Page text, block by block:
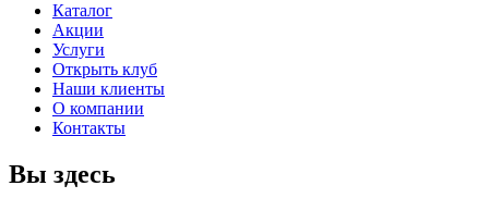
Каталог
Акции
Услуги
Открыть клуб
Наши клиенты
О компании
Контакты
Вы здесь